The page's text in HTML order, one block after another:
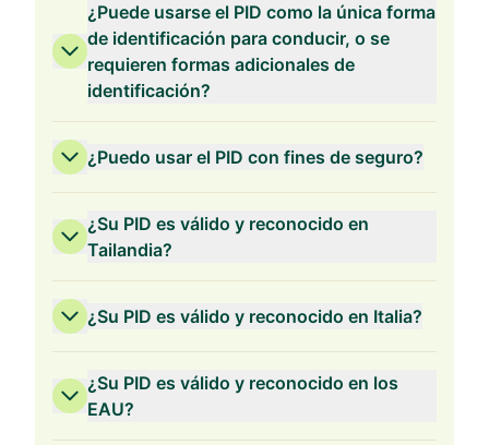
¿Puede usarse el PID como la única forma
de identificación para conducir, o se
requieren formas adicionales de
identificación?
¿Puedo usar el PID con fines de seguro?
¿Su PID es válido y reconocido en
Tailandia?
¿Su PID es válido y reconocido en Italia?
¿Su PID es válido y reconocido en los
EAU?